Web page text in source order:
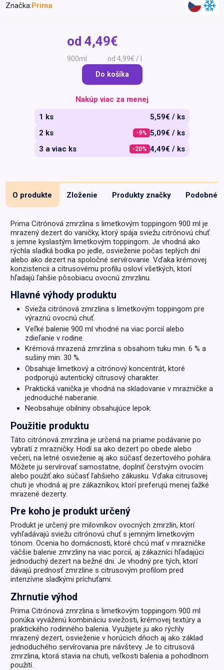
Drogéria a kozmetika
Domácnosť a kancelária
Domáci miláčikovia
Lekáreň
Značka:Prima
od 4,49€
900ml od 4,99€ / l
Do košíka
Nakúp viac za menej
1 ks
5,59€ / ks
2 ks
-9% 5,09€ / ks
3 a viac ks
-20% 4,49€ / ks
O produkte Zloženie Produkty značky Podobné
Prima Citrónová zmrzlina s limetkovým toppingom 900 ml je
mrazený dezert do vaničky, ktorý spája sviežu citrónovú chuť
s jemne kyslastým limetkovým toppingom. Je vhodná ako
rýchla sladká bodka po jedle, osvieženie počas teplých dní
alebo ako dezert na spoločné servírovanie. Vďaka krémovej
konzistencii a citrusovému profilu osloví všetkých, ktorí
hľadajú ľahšie pôsobiacu ovocnú zmrzlinu.
Hlavné výhody produktu
Svieža citrónová zmrzlina s limetkovým toppingom pre
výraznú ovocnú chuť.
Veľké balenie 900 ml vhodné na viac porcií alebo
zdieľanie v rodine.
Krémová mrazená zmrzlina s obsahom tuku min. 6 % a
sušiny min. 30 %.
Obsahuje limetkový a citrónový koncentrát, ktoré
podporujú autentický citrusový charakter.
Praktická vanička je vhodná na skladovanie v mrazničke a
jednoduché naberanie.
Neobsahuje obilniny obsahujúce lepok.
Použitie produktu
Táto citrónová zmrzlina je určená na priame podávanie po
vybratí z mrazničky. Hodí sa ako dezert po obede alebo
večeri, na letné osvieženie aj ako súčasť dezertového pohára.
Môžete ju servírovať samostatne, doplniť čerstvým ovocím
alebo použiť ako súčasť ľahšieho zákusku. Vďaka citrusovej
chuti je vhodná aj pre zákazníkov, ktorí preferujú menej ťažké
mrazené dezerty.
Pre koho je produkt určený
Produkt je určený pre milovníkov ovocných zmrzlín, ktorí
vyhľadávajú sviežu citrónovú chuť s jemným limetkovým
tónom. Ocenia ho domácnosti, ktoré chcú mať v mrazničke
väčšie balenie zmrzliny na viac porcií, aj zákazníci hľadajúci
jednoduchý dezert na bežné dni. Je vhodný pre tých, ktorí
dávajú prednosť zmrzline s citrusovým profilom pred
intenzívne sladkými príchuťami.
Zhrnutie výhod
Prima Citrónová zmrzlina s limetkovým toppingom 900 ml
ponúka vyváženú kombináciu sviežosti, krémovej textúry a
praktického rodinného balenia. Využijete ju ako rýchly
mrazený dezert, osvieženie v horúcich dňoch aj ako základ
jednoduchého servírovania pre návštevy. Je to citrusová
zmrzlina, ktorá stavia na chuti, veľkosti balenia a pohodlnom
použití.